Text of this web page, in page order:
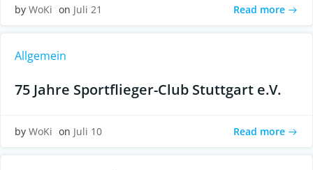
by WoKi on Juli 21 Read more
Allgemein
75 Jahre Sportflieger-Club Stuttgart e.V.
by WoKi on Juli 10 Read more